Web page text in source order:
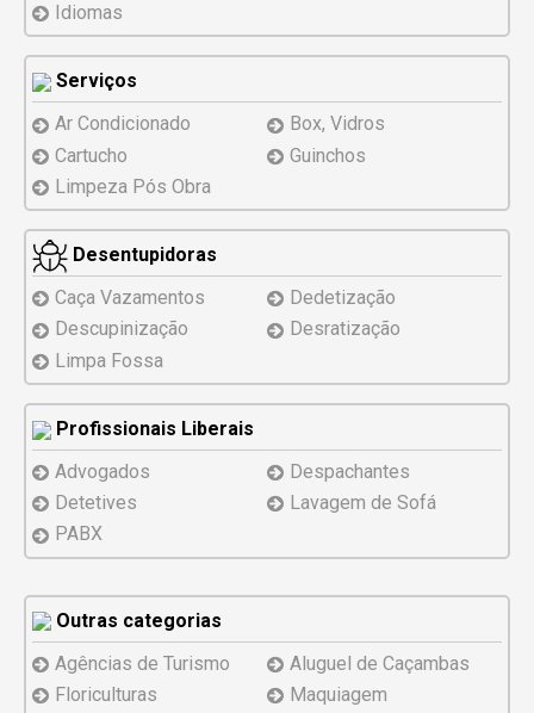
Idiomas
Serviços
Ar Condicionado
Box, Vidros
Cartucho
Guinchos
Limpeza Pós Obra
Desentupidoras
Caça Vazamentos
Dedetização
Descupinização
Desratização
Limpa Fossa
Profissionais Liberais
Advogados
Despachantes
Detetives
Lavagem de Sofá
PABX
Outras categorias
Agências de Turismo
Aluguel de Caçambas
Floriculturas
Maquiagem